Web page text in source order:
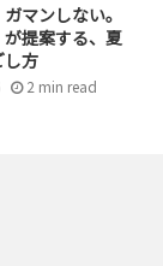
あります。
が、保険商品
からのお問
なってしまっ
す。
マンしない。
が提案する、夏
し方
2 min read